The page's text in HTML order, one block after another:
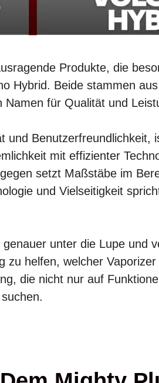
Produkte, die
Hybrid. Beide stammen
für Qualität und
und Benutzerfreundlichkeit,
mit effizienter
setzt Maßstäbe im
und Vielseitigkeit
unter die Lupe und
zu helfen, welcher
die nicht nur auf